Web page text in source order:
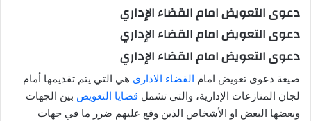
ر
د
دعوى التعويض امام القضاء الإداري
دعوى التعويض امام القضاء الإداري
دعوى التعويض امام القضاء الإداري
صيغة دعوى تعويض امام القضاء الادارى هي التي يتم تقديمها أمام
لجان المنازعات الإدارية، والتي تشمل قضايا التعويض بين الجهات
وبعضها البعض او الأشخاص الذين وقع عليهم ضرر ما في جهات